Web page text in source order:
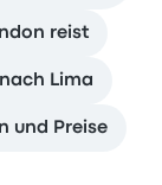
reist
Lima
und Preise